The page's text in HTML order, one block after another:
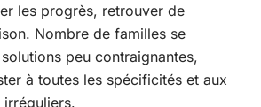
les progrès, retrouver de
Nombre de familles se
peu contraignantes,
à toutes les spécificités et aux